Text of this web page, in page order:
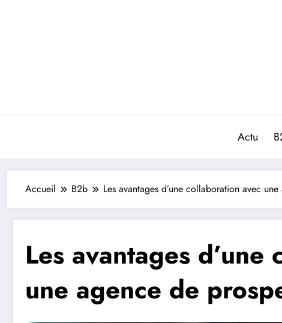
Actu
Accueil B2b Les avantages d’une collaboration avec
Les avantages
une agence de